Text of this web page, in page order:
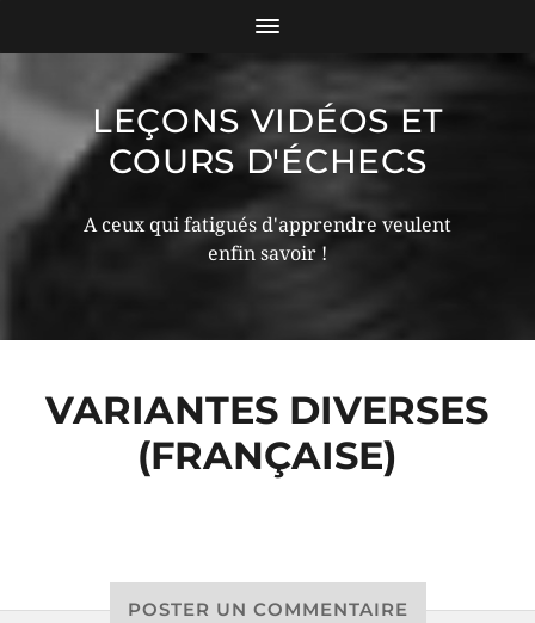
LEÇONS VIDÉOS ET
COURS D'ÉCHECS
A ceux qui fatigués d'apprendre veulent
enfin savoir !
VARIANTES DIVERSES
(FRANÇAISE)
POSTER UN COMMENTAIRE